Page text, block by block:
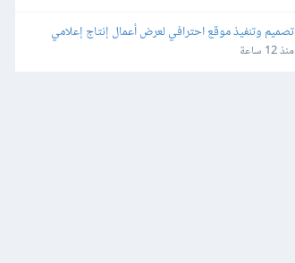
تصميم وتنفيذ موقع احترافي لعرض أعمال إنتاج إعلامي
منذ 12 ساعة